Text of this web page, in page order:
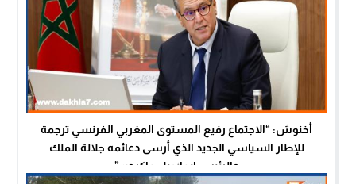
أخنوش: “الاجتماع رفيع المستوى المغربي الفرنسي ترجمة
للإطار السياسي الجديد الذي أرسى دعائمه جلالة الملك
والرئيس إيمانويل ماكرون”